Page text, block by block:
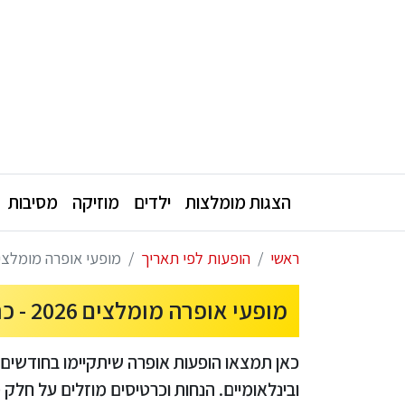
הצגות מומלצות ילדים מוזיקה מסיבות
ראשי הופעות לפי תאריך מופעי אופרה מומלצים 2026 - כרטיסים לאופרה לפי
מופעי אופרה מומלצים 2026 - כרטיסים לאופרה לפי תאריך עם הנחות
כאן תמצאו הופעות אופרה שיתקיימו
ובינלאומיים. הנחות וכרטיסים מוזלים על